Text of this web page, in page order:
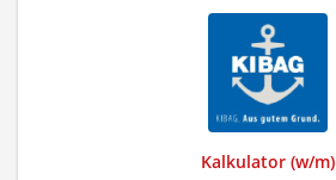
Kalkulator (w/m)